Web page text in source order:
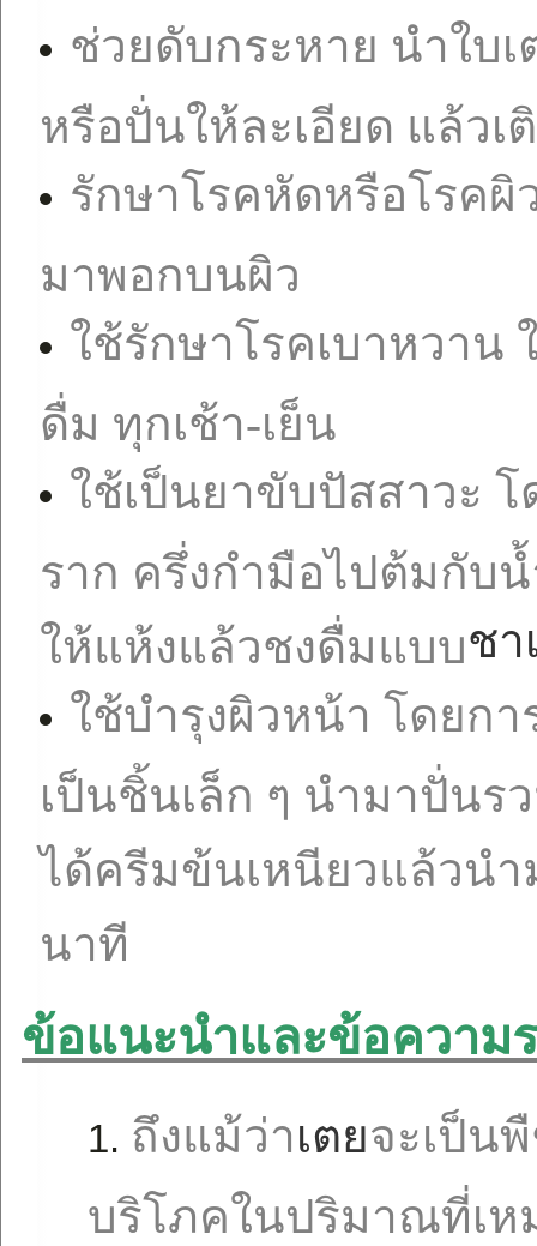
ช่วยดับกระหาย นำใบ
หรือปั่นให้ละเอียด แล้ว
รักษาโรคหัดหรือโรคผิ
มาพอกบนผิว
ใช้รักษาโรคเบาหวาน
ดื่ม ทุกเช้า-เย็น
ใช้เป็นยาขับปัสสาวะ
ราก ครึ่งกำมือไปต้มกับ
ให้แห้งแล้วชงดื่มแบบชา
ใช้บำรุงผิวหน้า โดยก
เป็นชิ้นเล็ก ๆ นำมาปั่นร
ได้ครีมข้นเหนียวแล้วน
นาที
ข้อแนะนำและข้อความ
ถึงแม้ว่าเตยจะเป็น
บริโภคในปริมาณที่เห